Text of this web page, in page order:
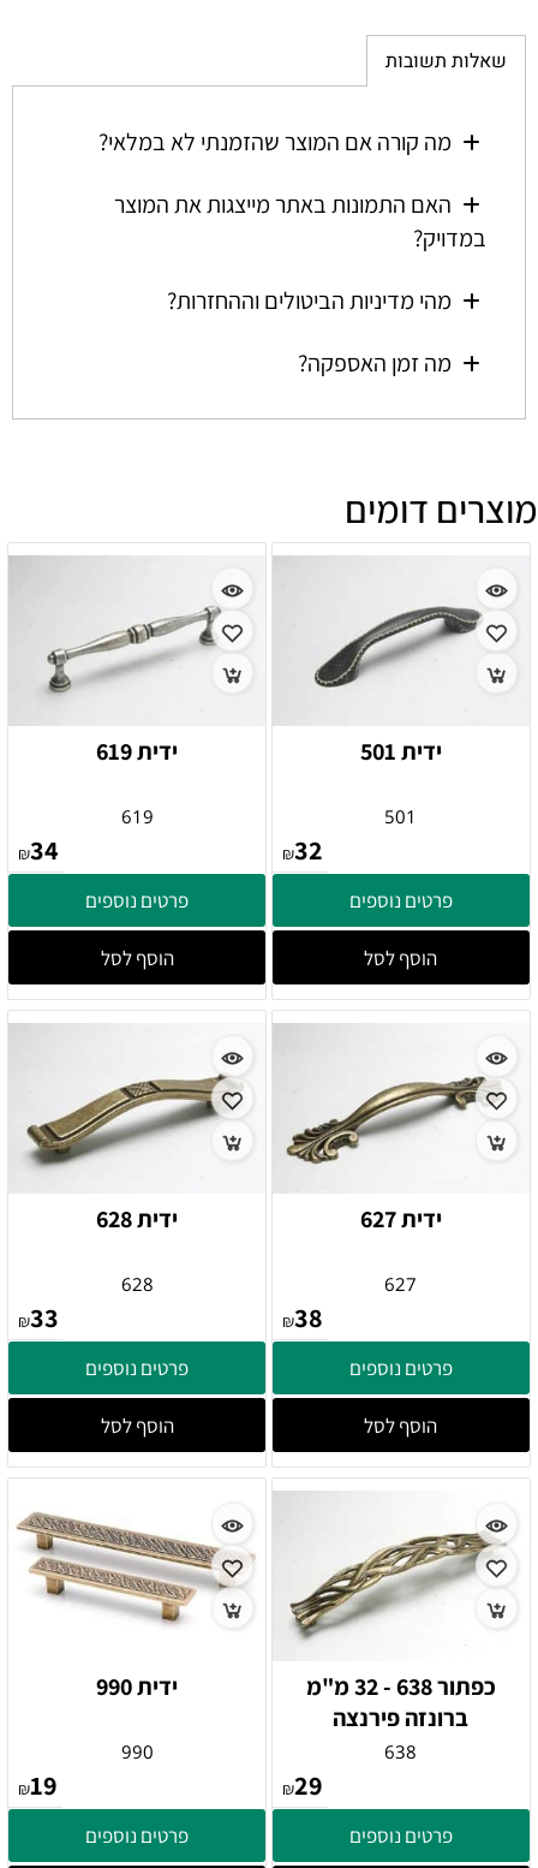
שאלות תשובות
מה קורה אם המוצר שהזמנתי לא במלאי?
האם התמונות באתר מייצגות את המוצר
במדויק?
מהי מדיניות הביטולים וההחזרות?
מה זמן האספקה?
מוצרים דומים
ידית 501
501
₪32
פרטים נוספים
הוסף לסל
ידית 619
619
₪34
פרטים נוספים
הוסף לסל
ידית 627
627
₪38
פרטים נוספים
הוסף לסל
ידית 628
628
₪33
פרטים נוספים
הוסף לסל
כפתור 638 - 32 מ"מ
ברונזה פירנצה
638
₪29
פרטים נוספים
ידית 990
990
₪19
פרטים נוספים